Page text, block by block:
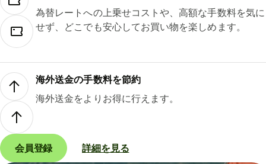
為替レートへの上乗せコストや、高額な手数料を気に
せず、どこでも安心してお買い物を楽しめます。
海外送金の手数料を節約
海外送金をよりお得に行えます。
会員登録 詳細を見る